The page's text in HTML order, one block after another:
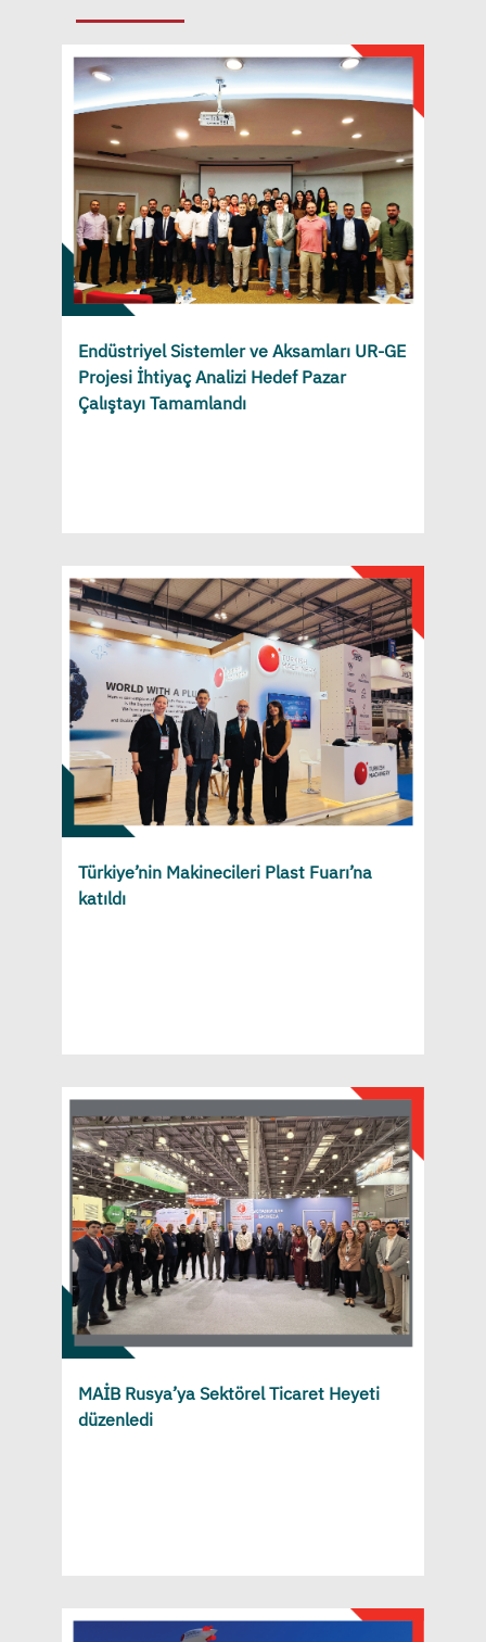
Endüstriyel Sistemler ve Aksamları UR-GE
Projesi İhtiyaç Analizi Hedef Pazar
Çalıştayı Tamamlandı
Türkiye’nin Makinecileri Plast Fuarı’na
katıldı
MAİB Rusya’ya Sektörel Ticaret Heyeti
düzenledi